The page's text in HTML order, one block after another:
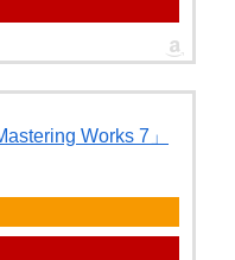
Works 7」